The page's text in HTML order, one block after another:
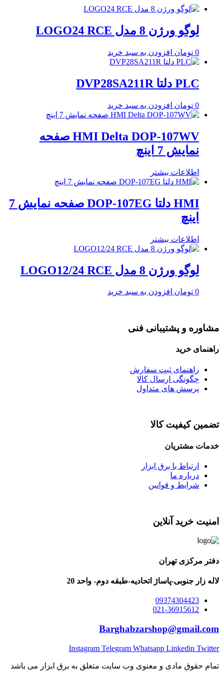
لوگو ورژن 8 مدل LOGO24 RCE
0 تومان افزودن به سبد خرید
PLC دلتا DVP28SA211R
0 تومان افزودن به سبد خرید
HMI Delta DOP-107WV صفحه
نمایش 7 اینچ
اطلاعات بیشتر
HMI دلتا DOP-107EG صفحه نمایش 7
اینچ
اطلاعات بیشتر
لوگو ورژن 8 مدل LOGO12/24 RCE
0 تومان افزودن به سبد خرید
مشاوره و پشتیبانی فنی
راهنمای خرید
راهنمای ثبت سفارش
چگونگی ارسال کالا
پرسش های متداول
تضمین کیفیت کالا
خدمات مشتریان
ارتباط با برق ابزار
درباره ما
شرایط و قوانین
امنیت خرید آنلاین
دفتر مرکزی تهران
لاله زار جنوبی-پاساژ اتحادیه-طبقه دوم- واحد 20
09374304423
021-36915612
Barghabzarshop@gmail.com
Instagram Telegram Whatsapp Linkedin Twitter
تمام حقوق مادی و معنوی وب سایت متعلق به برق ابزار می باشد